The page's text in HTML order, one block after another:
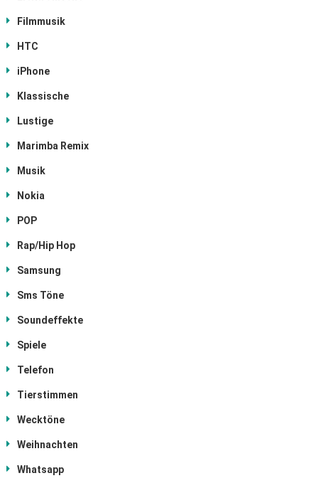
Filmmusik
HTC
iPhone
Klassische
Lustige
Marimba Remix
Musik
Nokia
POP
Rap/Hip Hop
Samsung
Sms Töne
Soundeffekte
Spiele
Telefon
Tierstimmen
Wecktöne
Weihnachten
Whatsapp